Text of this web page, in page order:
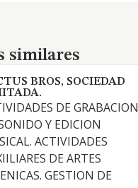
similares
BROS, SOCIEDAD
DE GRABACION
Y EDICION
ACTIVIDADES
DE ARTES
GESTION DE